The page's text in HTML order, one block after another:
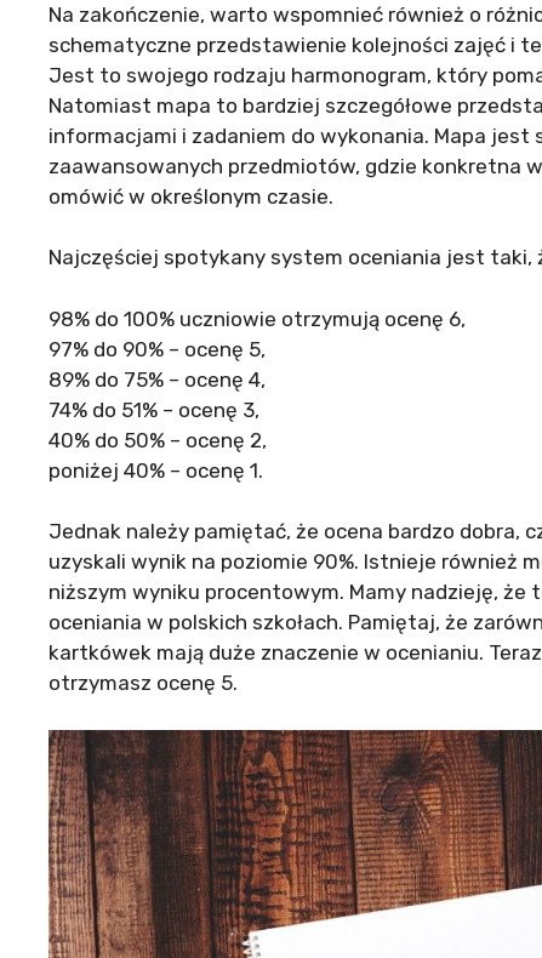
Na zakończenie, warto wspomnieć również o
schematyczne przedstawienie kolejności zajęć i
Jest to swojego rodzaju harmonogram, który
Natomiast mapa to bardziej szczegółowe
informacjami i zadaniem do wykonania. Mapa
zaawansowanych przedmiotów, gdzie konkretna
omówić w określonym czasie.
Najczęściej spotykany system oceniania jest taki,
98% do 100% uczniowie otrzymują ocenę 6,
97% do 90% – ocenę 5,
89% do 75% – ocenę 4,
74% do 51% – ocenę 3,
40% do 50% – ocenę 2,
poniżej 40% – ocenę 1.
Jednak należy pamiętać, że ocena bardzo dobra,
uzyskali wynik na poziomie 90%. Istnieje również
niższym wyniku procentowym. Mamy nadzieję,
oceniania w polskich szkołach. Pamiętaj, że
kartkówek mają duże znaczenie w ocenianiu.
otrzymasz ocenę 5.